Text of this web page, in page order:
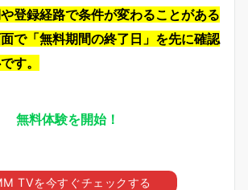
登録経路で条件が変わることがある
で「無料期間の終了日」を先に確認
す。
無料体験を開始！
TVを今すぐチェックする